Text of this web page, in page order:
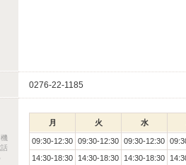
0276-22-1185
月 火 水
09:30-12:30 09:30-12:30 09:30-12:30
14:30-18:30
14:30-18:30 14:30-18:30